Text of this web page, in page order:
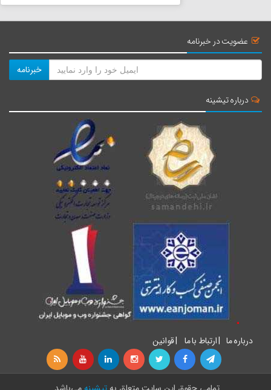
عضویت در خبرنامه
خبرنامه
درباره تیشینه
درباره ما |ارتباط با ما |قوانین